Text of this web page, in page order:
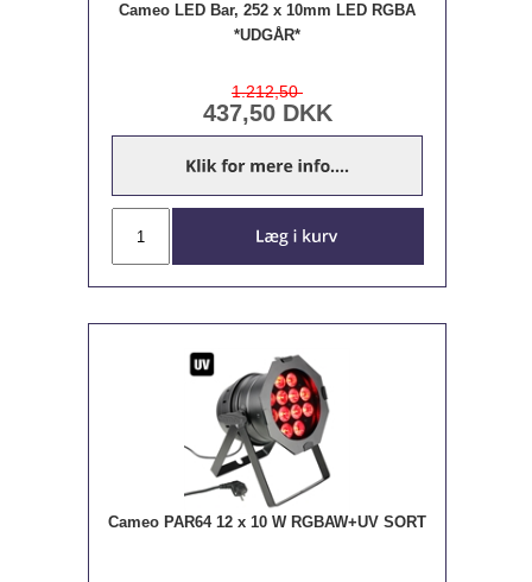
Cameo LED Bar, 252 x 10mm LED RGBA
*UDGÅR*
1.212,50
437,50DKK
Cameo PAR64 12 x 10 W RGBAW+UV SORT